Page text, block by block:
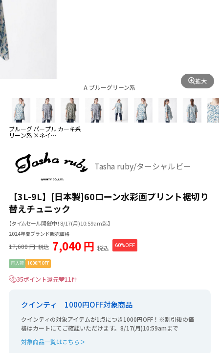
A ブルーグリーン系
拡大
ブルーグ
リーン系
パープル
×ネイビ
カーキ系
Tasha ruby/ターシャルビー
【3L-9L】[日本製]60ローン水彩画プリント裾切り
替えチュニック
【タイムセール開催中！8/17(月)10:59am迄】
2024年夏ブランド販売価格
17,600 円 税込 7,040 円 税込 60%OFF
再入荷 1000円OFF
35ポイント還元 11件
クインティ 1000円OFF対象商品
クインティの対象アイテムが1点につき1000円OFF！※割引後の価
格はカートにてご確認いただけます。8/17(月)10:59amまで
対象商品一覧はこちら＞